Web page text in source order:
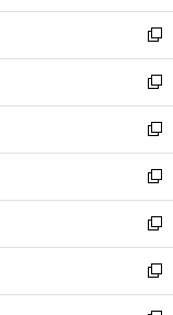
開
く
ウ
で
開
く
ン
ド
ウ
で
開
く
ウ
ィ
ン
ド
ウ
で
開
く
新
し
い
ウ
ィ
ン
ド
ウ
で
開
く
新
し
い
ウ
ィ
ン
ド
ウ
で
開
新
し
い
ウ
ィ
ン
ド
ウ
新
し
い
ウ
ィ
ン
新
し
い
ウ
新
し